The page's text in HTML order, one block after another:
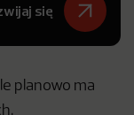
się
planowo ma